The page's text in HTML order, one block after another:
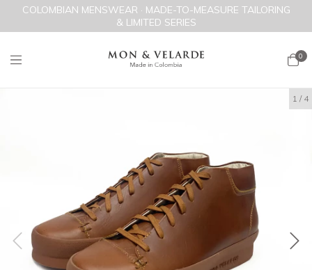
COLOMBIAN MENSWEAR · MADE-TO-MEASURE TAILORING
& LIMITED SERIES
0
1 / 4